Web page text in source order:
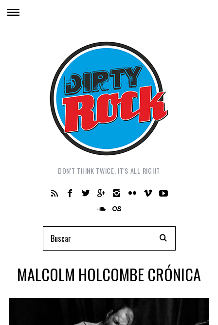
DON'T THINK TWICE, IT'S ALL RIGHT
MALCOLM HOLCOMBE CRÓNICA